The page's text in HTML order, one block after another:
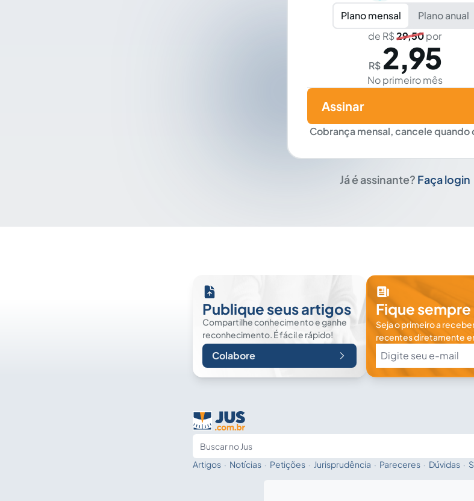
Plano mensal
Plano anual
de R$29,50por
R$ 2,95
No primeiro mês
Cobrança mensal, cancele quando
Assinar
Já é assinante? Faça login
Publique seus artigos
Compartilhe conhecimento e ganhe
reconhecimento. É fácil e rápido!
Colabore
Fique
Seja o primeiro a
recentes diretamente
Artigos · Notícias · Petições · Jurisprudência · Pareceres · Dúvidas ·